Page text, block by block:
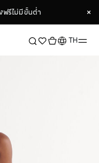
ฟรีไม่มีขั้นต่ำ
×
×
ภาษาTH